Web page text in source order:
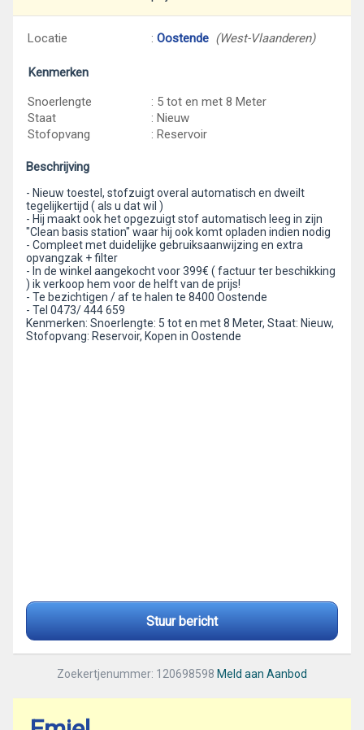
Locatie : Oostende (West-Vlaanderen)
Kenmerken
Snoerlengte
: 5 tot en met 8 Meter
Staat
: Nieuw
Stofopvang
: Reservoir
Beschrijving
- Nieuw toestel, stofzuigt overal automatisch en dweilt
tegelijkertijd ( als u dat wil )
- Hij maakt ook het opgezuigt stof automatisch leeg in zijn
"Clean basis station" waar hij ook komt opladen indien nodig
- Compleet met duidelijke gebruiksaanwijzing en extra
opvangzak + filter
- In de winkel aangekocht voor 399€ ( factuur ter beschikking
) ik verkoop hem voor de helft van de prijs!
- Te bezichtigen / af te halen te 8400 Oostende
- Tel 0473/ 444 659
Kenmerken: Snoerlengte: 5 tot en met 8 Meter, Staat: Nieuw,
Stofopvang: Reservoir, Kopen in Oostende
Stuur bericht
Zoekertjenummer: 120698598 Meld aan Aanbod